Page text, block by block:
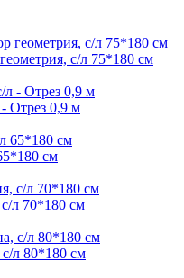
с/л 75*180 см
Отрез 0,9 м
см
л 70*180 см
л 80*180 см